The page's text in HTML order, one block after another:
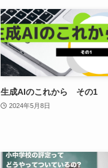
生成AIのこれから その1
2024年5月8日